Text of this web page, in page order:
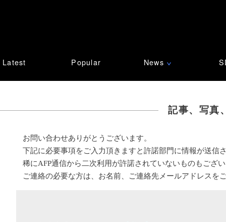
Latest Popular News ∨
記事、写真
お問い合わせありがとうございます。
下記に必要事項をご入力頂きますと許諾部門に情報が送信
稀にAFP通信から二次利用が許諾されていないものもござ
ご連絡の必要な方は、お名前、ご連絡先メールアドレスを